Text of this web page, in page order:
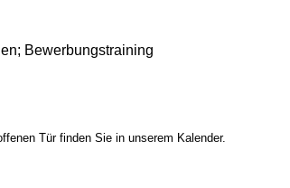
Bewerbungstraining
Tür finden Sie in unserem Kalender.